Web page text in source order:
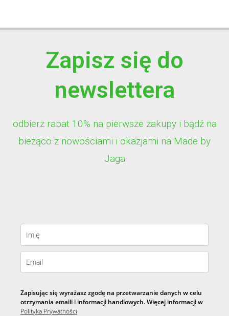
Zapisz się do
newslettera
odbierz rabat 10% na pierwsze zakupy i bądź na
bieżąco z nowościami i okazjami na Made by
Jaga
Zapisując się wyrażasz zgodę na przetwarzanie danych w celu
otrzymania emaili i informacji handlowych. Więcej informacji w
Polityka Prywatności